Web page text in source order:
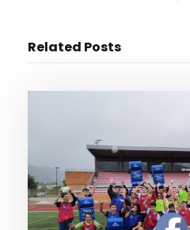
Related Posts